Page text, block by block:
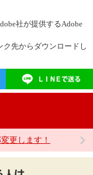
社が提供するAdobe
ク先からダウンロードし
更します！